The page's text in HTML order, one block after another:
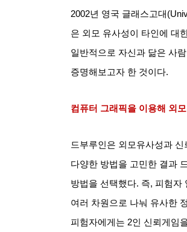
2002년 영국 글래스고대
은 외모 유사성이 타인에 대
일반적으로 자신과 닮은 사
증명해보고자 한 것이다.
컴퓨터 그래픽을 이용해 외
드부루인은 외모유사성과
다양한 방법을 고민한 결과
방법을 선택했다. 즉, 피험자
여러 차원으로 나눠 유사한
피험자에게는 2인 신뢰게임